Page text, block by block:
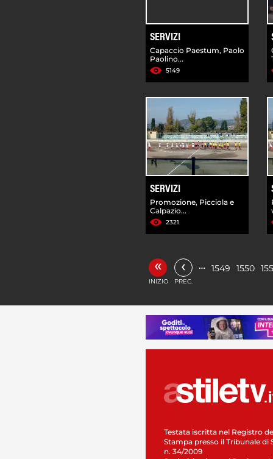
SERVIZI
Capaccio Paestum, Paolo
Paolino...
5149
SERVIZI
Promozione, Picciola e
Calpazio...
2321
«
INIZIO
‹
PREC.
… 1549 1550
Testata iscritta nel Registro
Stampa presso il Tribunale di
n. 34/2009